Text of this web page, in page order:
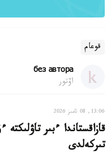
قوعام
без автора
اۆتور
13:06, 08 تامىز 2026
قازاقستاندا ءبىر
تىركەلدى